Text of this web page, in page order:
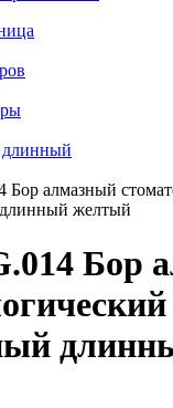
Бор алмазный
желтый
Бор